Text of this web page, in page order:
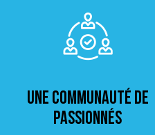
Une Communauté de
passionnés